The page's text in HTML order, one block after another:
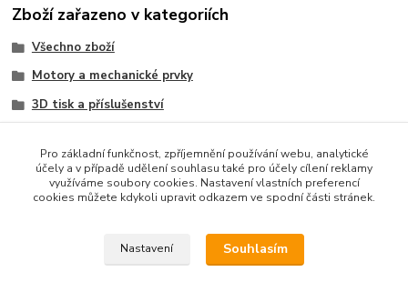
Zboží zařazeno v kategoriích
Všechno zboží
Motory a mechanické prvky
3D tisk a příslušenství
CNC a příslušenství
Ostatní
Pro základní funkčnost, zpříjemnění používání webu, analytické
účely a v případě udělení souhlasu také pro účely cílení reklamy
využíváme soubory cookies. Nastavení vlastních preferencí
cookies můžete kdykoli upravit odkazem ve spodní části stránek.
Nastavení Souhlasím